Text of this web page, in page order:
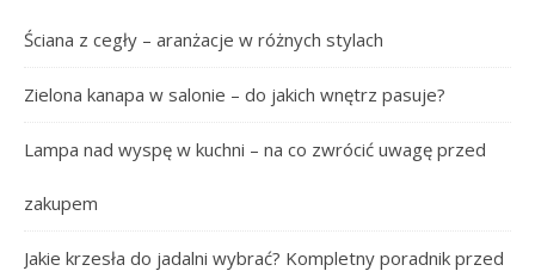
Ściana z cegły – aranżacje w różnych stylach
Zielona kanapa w salonie – do jakich wnętrz pasuje?
Lampa nad wyspę w kuchni – na co zwrócić uwagę przed
zakupem
Jakie krzesła do jadalni wybrać? Kompletny poradnik przed